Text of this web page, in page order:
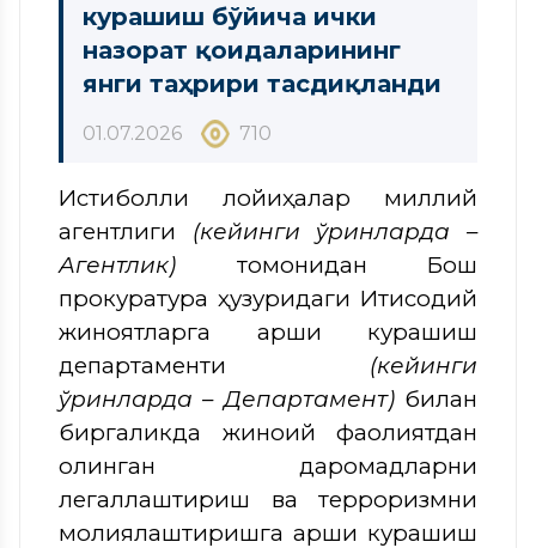
курашиш бўйича ички
назорат қоидаларининг
янги таҳрири тасдиқланди
01.07.2026 710
Истиқболли лойиҳалар миллий
агентлиги (кейинги ўринларда –
Агентлик) томонидан Бош
прокуратура ҳузуридаги Иқтисодий
жиноятларга қарши курашиш
департаменти (кейинги
ўринларда – Департамент)билан
биргаликда жиноий фаолиятдан
олинган даромадларни
легаллаштириш ва терроризмни
молиялаштиришга қарши курашиш